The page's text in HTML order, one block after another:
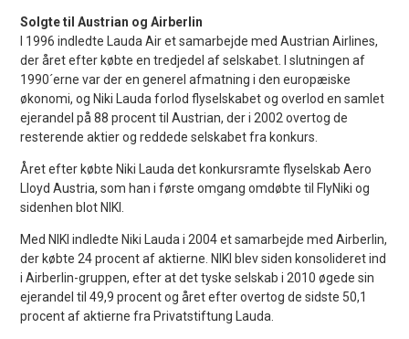
Solgte til Austrian og Airberlin
I 1996 indledte Lauda Air et samarbejde med Austrian Airlines,
der året efter købte en tredjedel af selskabet. I slutningen af
1990´erne var der en generel afmatning i den europæiske
økonomi, og Niki Lauda forlod flyselskabet og overlod en samlet
ejerandel på 88 procent til Austrian, der i 2002 overtog de
resterende aktier og reddede selskabet fra konkurs.
Året efter købte Niki Lauda det konkursramte flyselskab Aero
Lloyd Austria, som han i første omgang omdøbte til FlyNiki og
sidenhen blot NIKI.
Med NIKI indledte Niki Lauda i 2004 et samarbejde med Airberlin,
der købte 24 procent af aktierne. NIKI blev siden konsolideret ind
i Airberlin-gruppen, efter at det tyske selskab i 2010 øgede sin
ejerandel til 49,9 procent og året efter overtog de sidste 50,1
procent af aktierne fra Privatstiftung Lauda.